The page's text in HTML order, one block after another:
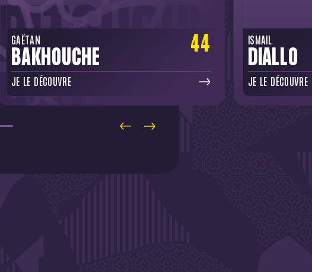
GAËTAN
BAKHOUCHE
44
JE LE DÉCOUVRE
ISMAIL
DIALLO
JE LE DÉCOUVRE